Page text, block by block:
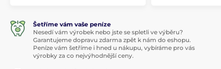
Šetříme vám vaše peníze
Nesedí vám výrobek nebo jste se spletli ve výběru?
Garantujeme dopravu zdarma zpět k nám do eshopu.
Peníze vám šetříme i hned u nákupu, vybíráme pro vás
výrobky za co nejvýhodnější ceny.